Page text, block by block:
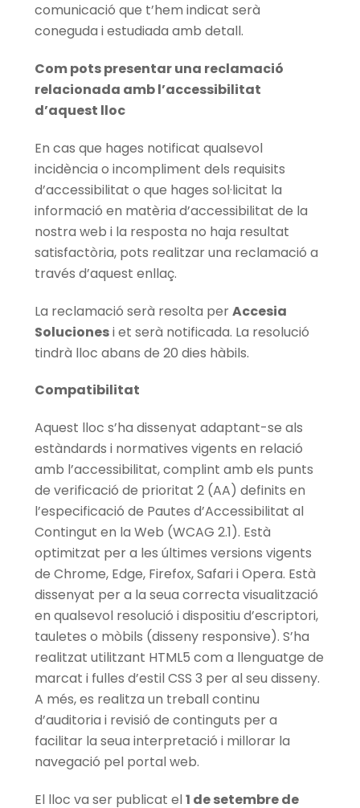
comunicació que t’hem indicat serà
coneguda i estudiada amb detall.
Com pots presentar una reclamació
relacionada amb l’accessibilitat
d’aquest lloc
En cas que hages notificat qualsevol
incidència o incompliment dels requisits
d’accessibilitat o que hages sol·licitat la
informació en matèria d’accessibilitat de la
nostra web i la resposta no haja resultat
satisfactòria, pots realitzar una reclamació a
través d’aquest enllaç.
La reclamació serà resolta perAccesia
Solucionesi et serà notificada. La resolució
tindrà lloc abans de 20 dies hàbils.
Compatibilitat
Aquest lloc s’ha dissenyat adaptant-se als
estàndards i normatives vigents en relació
amb l’accessibilitat, complint amb els punts
de verificació de prioritat 2 (AA) definits en
l’especificació de Pautes d’Accessibilitat al
Contingut en la Web (WCAG 2.1). Està
optimitzat per a les últimes versions vigents
de Chrome, Edge, Firefox, Safari i Opera. Està
dissenyat per a la seua correcta visualització
en qualsevol resolució i dispositiu d’escriptori,
tauletes o mòbils (disseny responsive). S’ha
realitzat utilitzant HTML5 com a llenguatge de
marcat i fulles d’estil CSS 3 per al seu disseny.
A més, es realitza un treball continu
d’auditoria i revisió de continguts per a
facilitar la seua interpretació i millorar la
navegació pel portal web.
El lloc va ser publicat el1 de setembre de